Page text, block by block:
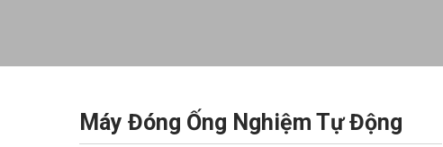
Máy Đóng Ống Nghiệm Tự Động